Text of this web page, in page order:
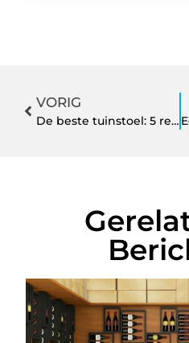
VORIG
De beste tuinstoel: 5 redenen die je moet weten